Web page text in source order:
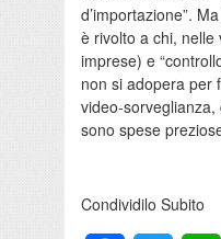
d’importazione”.
è rivolto a chi, nelle
imprese) e
non si adopera per
video-
sono spese
Condividilo Subito